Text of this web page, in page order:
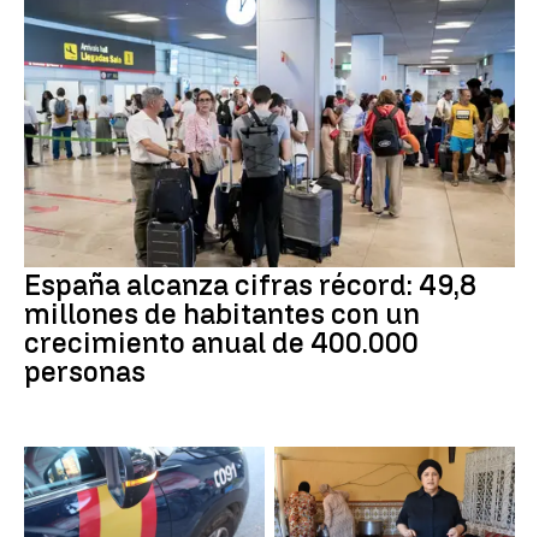
España alcanza cifras récord: 49,8
millones de habitantes con un
crecimiento anual de 400.000
personas